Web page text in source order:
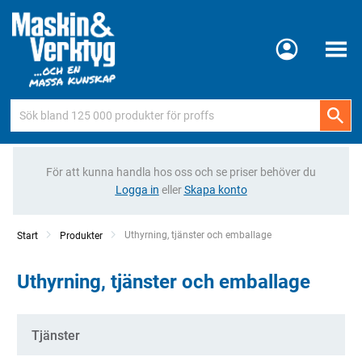
Meny
För att kunna handla hos oss och se priser behöver du
Logga in ellerSkapa konto
Start Produkter Current:
Uthyrning, tjänster och emballage
Uthyrning, tjänster och emballage
Kategorier
Tjänster